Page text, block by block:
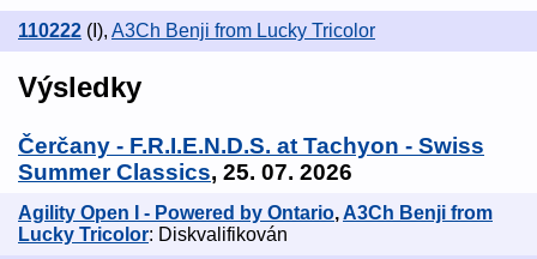
110222 (I), A3Ch Benji from Lucky Tricolor
Výsledky
Čerčany - F.R.I.E.N.D.S. at Tachyon - Swiss
Summer Classics, 25. 07. 2026
Agility Open I - Powered by Ontario,A3Ch Benji from
Lucky Tricolor: Diskvalifikován